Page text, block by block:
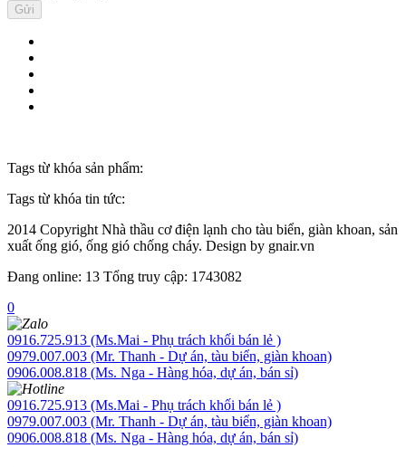
Tags từ khóa sản phẩm:
Tags từ khóa tin tức:
2014 Copyright Nhà thầu cơ điện lạnh cho tàu biển, giàn khoan, sản
xuất ống gió, ống gió chống cháy. Design by gnair.vn
Đang online: 13 Tổng truy cập: 1743082
0
0916.725.913 (Ms.Mai - Phụ trách khối bán lẻ )
0979.007.003 (Mr. Thanh - Dự án, tàu biển, giàn khoan)
0906.008.818 (Ms. Nga - Hàng hóa, dự án, bán sỉ)
0916.725.913 (Ms.Mai - Phụ trách khối bán lẻ )
0979.007.003 (Mr. Thanh - Dự án, tàu biển, giàn khoan)
0906.008.818 (Ms. Nga - Hàng hóa, dự án, bán sỉ)